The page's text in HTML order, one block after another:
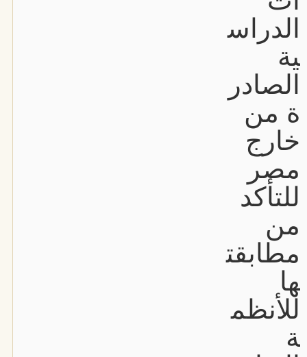
الدراس
ية
الصادر
ة من
خارج
مصر
للتأكد
من
مطابقت
ها
للأنظم
ة